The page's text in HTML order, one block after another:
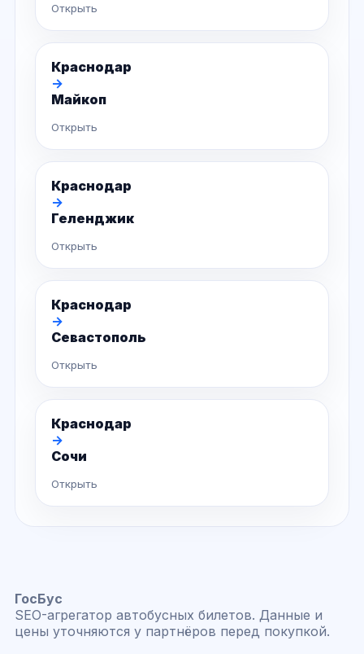
Открыть
Краснодар
→
Майкоп
Открыть
Краснодар
→
Геленджик
Открыть
Краснодар
→
Севастополь
Открыть
Краснодар
→
Сочи
Открыть
ГосБус
SEO-агрегатор автобусных билетов. Данные и
цены уточняются у партнёров перед покупкой.